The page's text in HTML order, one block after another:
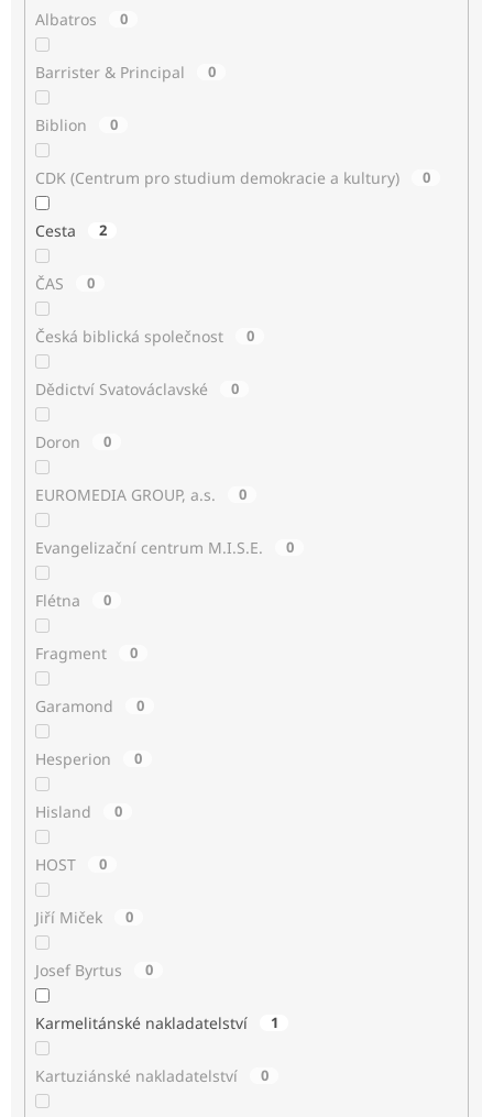
Albatros 0
Barrister & Principal 0
Biblion 0
CDK (Centrum pro studium demokracie a kultury) 0
Cesta 2
ČAS 0
Česká biblická společnost 0
Dědictví Svatováclavské 0
Doron 0
EUROMEDIA GROUP, a.s. 0
Evangelizační centrum M.I.S.E. 0
Flétna 0
Fragment 0
Garamond 0
Hesperion 0
Hisland 0
HOST 0
Jiří Miček 0
Josef Byrtus 0
Karmelitánské nakladatelství 1
Kartuziánské nakladatelství 0